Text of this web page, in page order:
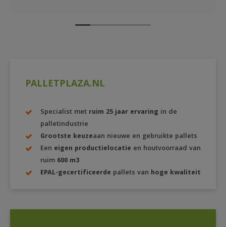
PALLETPLAZA.NL
Specialist met ruim 25 jaar ervaring in de
palletindustrie
Grootste keuzeaan nieuwe en gebruikte pallets
Een eigen productielocatie en houtvoorraad van
ruim 600 m3
EPAL-gecertificeerde pallets van hoge kwaliteit